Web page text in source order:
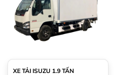
XE TẢI ISUZU 1.9 TẤN